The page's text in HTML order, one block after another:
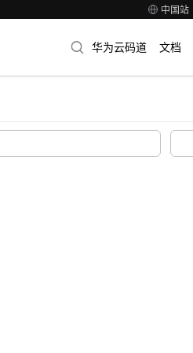
中国站
华为云码道 文档